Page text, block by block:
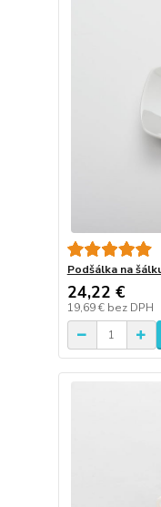
Podšálka na
24,22 €
19,69 € bez DPH